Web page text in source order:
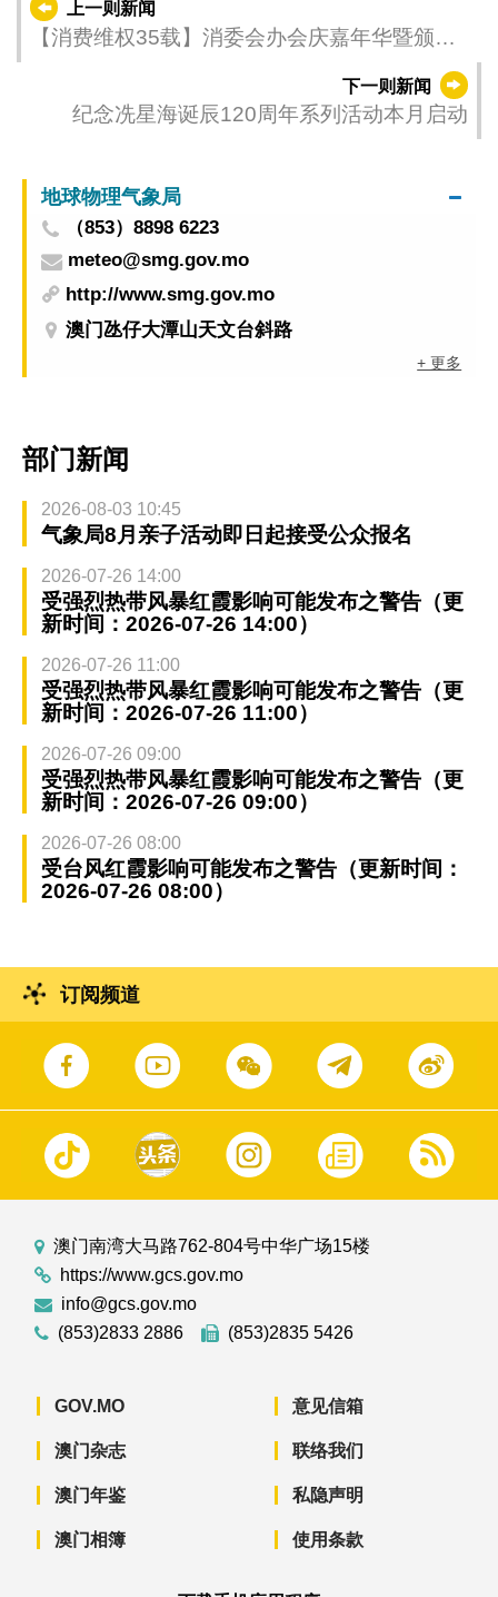
上一则新闻
【消费维权35载】消委会办会庆嘉年华暨颁奖
下一则新闻
纪念冼星海诞辰120周年系列活动本月启动
地球物理气象局
（853）8898 6223
meteo@smg.gov.mo
http://www.smg.gov.mo
澳门氹仔大潭山天文台斜路
+ 更多
部门新闻
2026-08-03 10:45
气象局8月亲子活动即日起接受公众报名
2026-07-26 14:00
受强烈热带风暴红霞影响可能发布之警告（更
新时间：2026-07-26 14:00）
2026-07-26 11:00
受强烈热带风暴红霞影响可能发布之警告（更
新时间：2026-07-26 11:00）
2026-07-26 09:00
受强烈热带风暴红霞影响可能发布之警告（更
新时间：2026-07-26 09:00）
2026-07-26 08:00
受台风红霞影响可能发布之警告（更新时间：
2026-07-26 08:00）
订阅频道
澳门南湾大马路762-804号中华广场15楼
https://www.gcs.gov.mo
info@gcs.gov.mo
(853)2833 2886
(853)2835 5426
GOV.MO
澳门杂志
澳门年鉴
澳门相簿
意见信箱
联络我们
私隐声明
使用条款